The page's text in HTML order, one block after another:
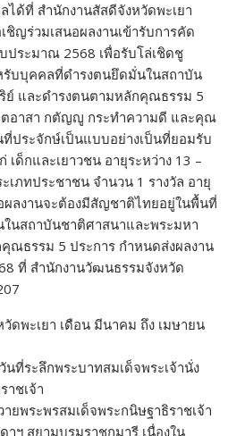
ด้ที่ สำนักงานสัสดีจังหวัดพะเยา
ชิญร่วมเสนอผลงานเข้ารับการคัด
ประมาณ 2568 เพื่อรับโล่เชิดชู
รับบุคคลที่ดำรงตนยึดมั่นในสถาบัน
ย์ และดำรงตนตามหลักคุณธรรม 5
ตอาสา กตัญญู กระทำความดี และคุณ
ประจักษ์เป็นแบบอย่างเป็นที่ยอมรับ
เด็กและเยาวชน อายุระหว่าง 13 –
เภทประชาชน จำนวน 1 รางวัล อายุ
ลงานจะต้องมีสัญชาติไทยอยู่ในพื้นที่
นสถาบันชาติศาสนาและพระมหา
ณธรรม 5 ประการ กำหนดส่งผลงาน
ที่ สำนักงานวัฒนธรรมจังหวัด
ดพะเยา เดือน มีนาคม ถึง เมษายน
ที่ระลึกพระบาทสมเด็จพระเจ้านั่ง
าชเจ้า
ยพระพรสมเด็จพระกนิษฐาธิราชเจ้า
ฯ สยามบรมราชกุมารี เนื่องใน